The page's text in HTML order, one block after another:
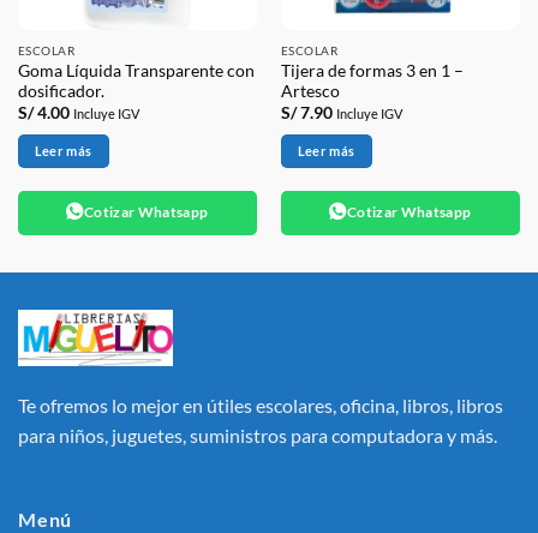
ESCOLAR
Goma Líquida Transparente con
dosificador.
S/4.00 Incluye IGV
Leer más
Cotizar Whatsapp
ESCOLAR
Tijera de formas 3 en 1 –
Artesco
S/7.90 Incluye IGV
Leer más
Cotizar Whatsapp
Te ofremos lo mejor en útiles escolares, oficina, libros, libros
para niños, juguetes, suministros para computadora y más.
Menú